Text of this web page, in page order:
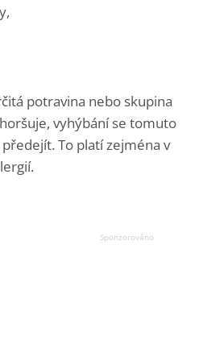
potravina nebo skupina
vyhýbání se tomuto
To platí zejména v